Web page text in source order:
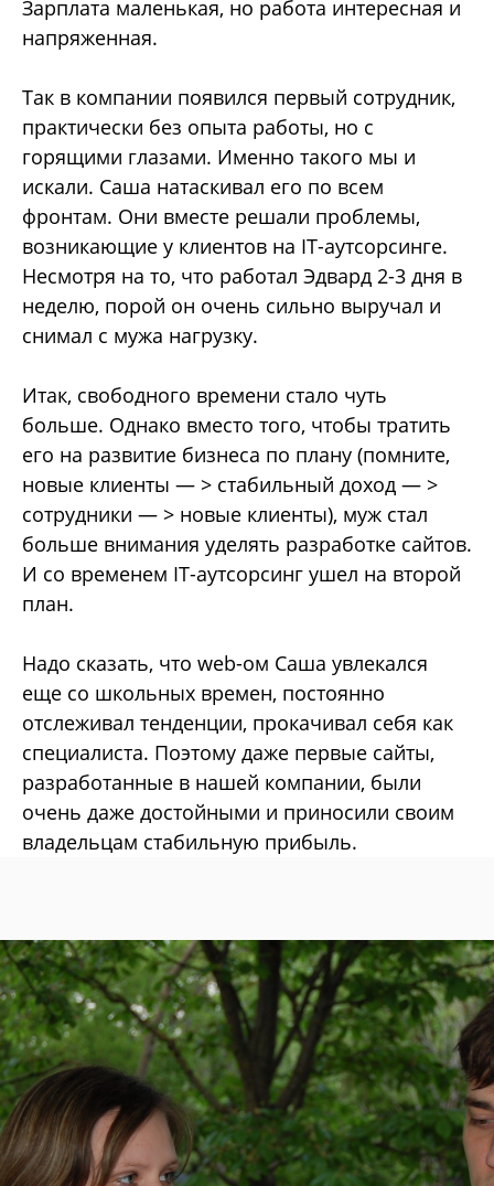
Зарплата маленькая, но работа интересная и
напряженная.
Так в компании появился первый сотрудник,
практически без опыта работы, но с
горящими глазами. Именно такого мы и
искали. Саша натаскивал его по всем
фронтам. Они вместе решали проблемы,
возникающие у клиентов на IT-аутсорсинге.
Несмотря на то, что работал Эдвард 2-3 дня в
неделю, порой он очень сильно выручал и
снимал с мужа нагрузку.
Итак, свободного времени стало чуть
больше. Однако вместо того, чтобы тратить
его на развитие бизнеса по плану (помните,
новые клиенты — > стабильный доход — >
сотрудники — > новые клиенты), муж стал
больше внимания уделять разработке сайтов.
И со временем IT-аутсорсинг ушел на второй
план.
Надо сказать, что web-ом Саша увлекался
еще со школьных времен, постоянно
отслеживал тенденции, прокачивал себя как
специалиста. Поэтому даже первые сайты,
разработанные в нашей компании, были
очень даже достойными и приносили своим
владельцам стабильную прибыль.